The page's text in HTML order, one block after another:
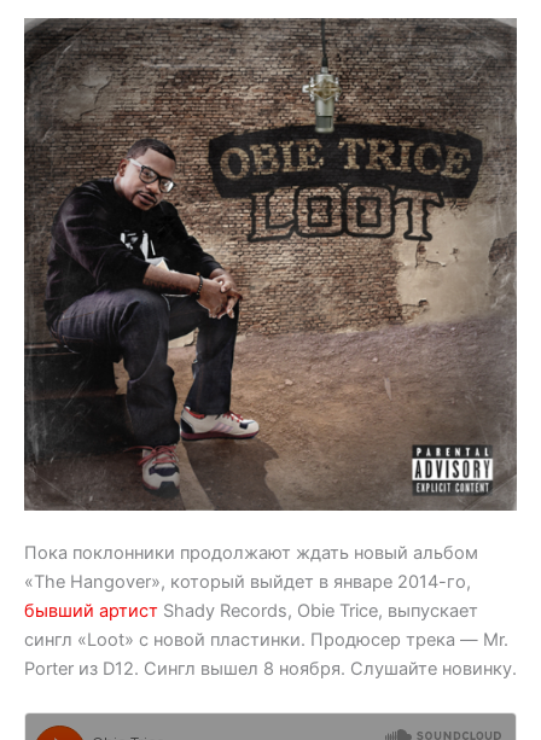
Пока поклонники продолжают ждать новый альбом
«The Hangover», который выйдет в январе 2014-го,
бывший артист Shady Records, Obie Trice, выпускает
сингл «Loot» с новой пластинки. Продюсер трека — Mr.
Porter из D12. Сингл вышел 8 ноября. Слушайте новинку.